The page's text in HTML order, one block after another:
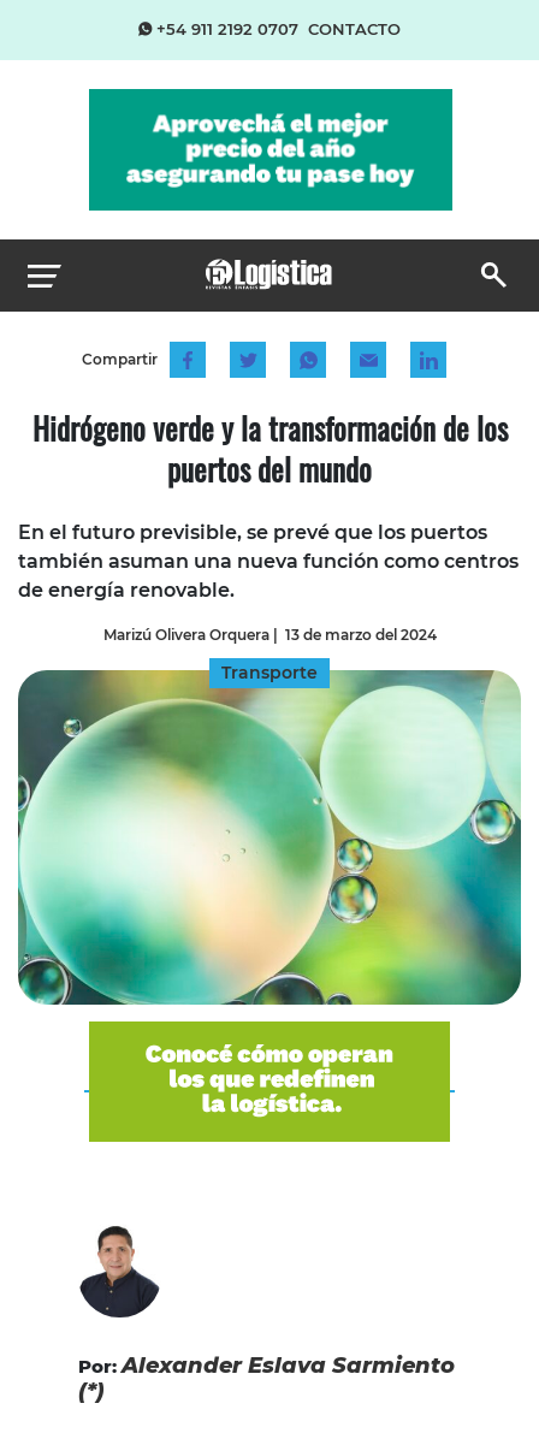
+54 911 2192 0707 CONTACTO
Compartir
Hidrógeno verde y la transformación de los
puertos del mundo
En el futuro previsible, se prevé que los puertos
también asuman una nueva función como centros
de energía renovable.
Marizú Olivera Orquera| 13 de marzo del 2024
Transporte
Por: Alexander Eslava Sarmiento
(*)